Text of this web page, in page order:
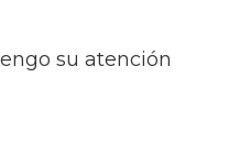
su atención